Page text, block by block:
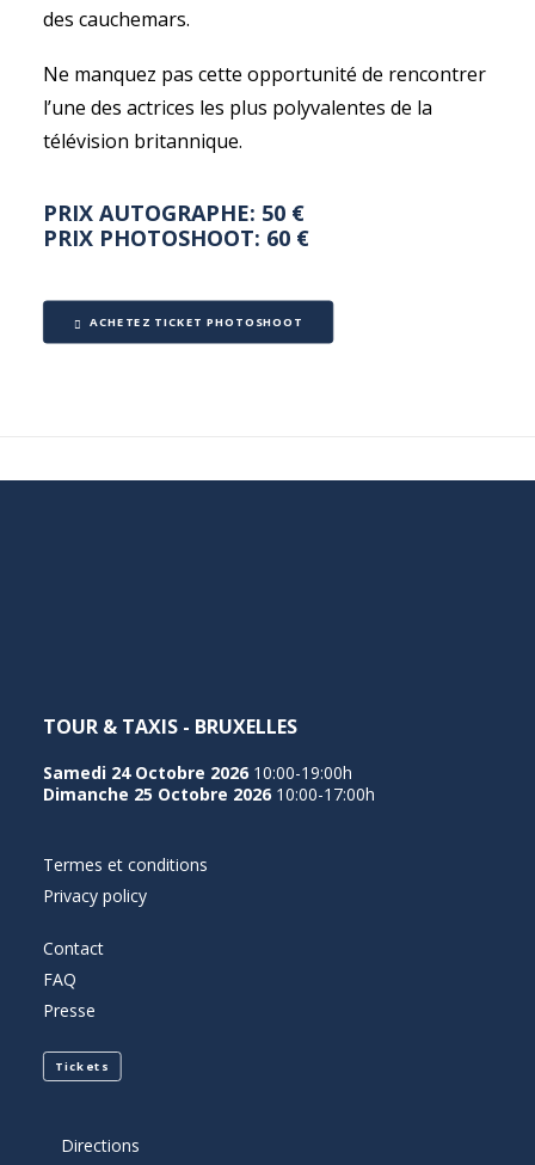
des cauchemars.
Ne manquez pas cette opportunité de rencontrer
l’une des actrices les plus polyvalentes de la
télévision britannique.
PRIX AUTOGRAPHE: 50 €
PRIX PHOTOSHOOT: 60 €
ACHETEZ TICKET PHOTOSHOOT
TOUR & TAXIS - BRUXELLES
Samedi 24 Octobre 2026 10:00-19:00h
Dimanche 25 Octobre 2026 10:00-17:00h
Termes et conditions
Privacy policy
Contact
FAQ
Presse
Tickets
Directions